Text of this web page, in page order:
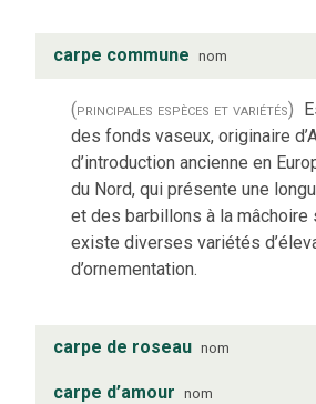
carpe commune nom
(principales espèces et variétés)
des fonds vaseux, originaire
d’introduction ancienne en
du Nord, qui présente une
et des barbillons à la mâchoire
existe diverses variétés
d’ornementation.
carpe de roseau nom
carpe d’amour nom